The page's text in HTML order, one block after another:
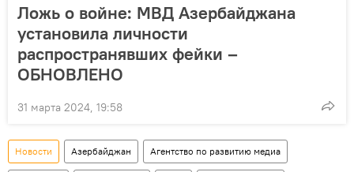
Ложь о войне: МВД Азербайджана
установила личности
распространявших фейки –
ОБНОВЛЕНО
31 марта 2024, 19:58
Новости Азербайджан Агентство по развитию медиа